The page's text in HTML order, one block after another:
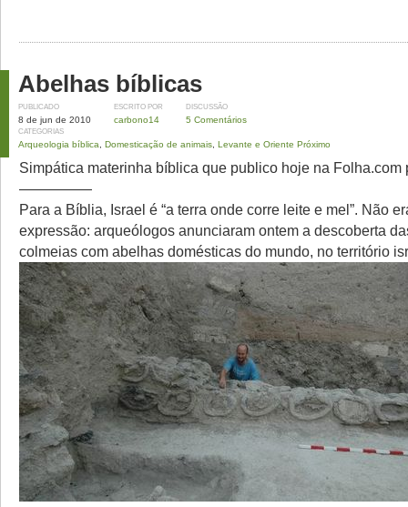
Abelhas bíblicas
PUBLICADO
8 de jun de 2010
ESCRITO POR
carbono14
DISCUSSÃO
5 Comentários
CATEGORIAS
Arqueologia bíblica Domesticação de animais Levante e Oriente Próximo
Simpática materinha bíblica que publico hoje na Folha.com
—————
Para a Bíblia, Israel é “a terra onde corre leite e mel”. Não
expressão: arqueólogos anunciaram ontem a descoberta
colmeias com abelhas domésticas do mundo, no território